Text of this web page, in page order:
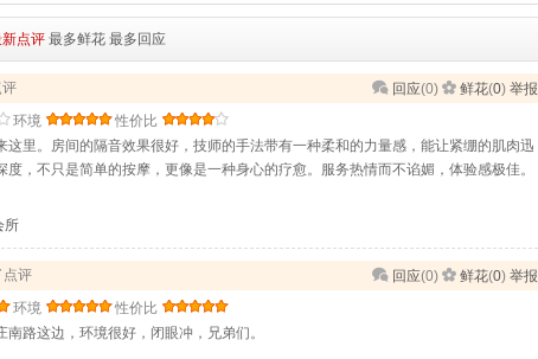
点评 最多鲜花 最多回应
回应(0) 鲜花(0) 举报
环境
性价比
这里。房间的隔音效果很好，技师的手法带有一种柔和的力量感，能让紧绷的肌肉迅
，不只是简单的按摩，更像是一种身心的疗愈。服务热情而不谄媚，体验感极佳。
所
回应(0) 鲜花(0) 举报
点评
环境
性价比
路这边，环境很好，闭眼冲，兄弟们。